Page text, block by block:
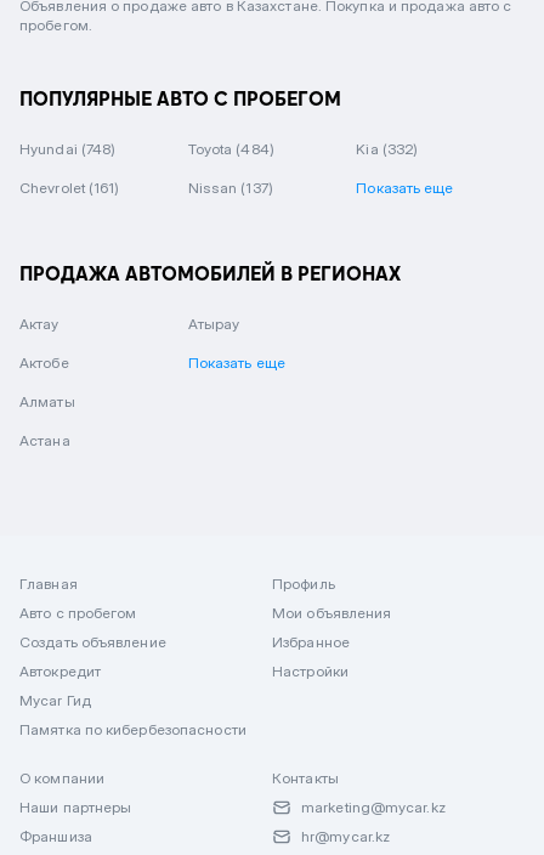
Объявления о продаже авто в Казахстане. Покупка и продажа авто с
пробегом.
ПОПУЛЯРНЫЕ АВТО С ПРОБЕГОМ
Hyundai (748) Toyota (484) Kia (332)
Chevrolet (161) Nissan (137) Показать еще
ПРОДАЖА АВТОМОБИЛЕЙ В РЕГИОНАХ
Актау
Актобе
Алматы
Астана
Атырау
Показать еще
Главная
Авто с пробегом
Создать объявление
Автокредит
Mycar Гид
Памятка по кибербезопасности
Профиль
Мои объявления
Избранное
Настройки
О компании
Наши партнеры
Франшиза
Контакты
marketing@mycar.kz
hr@mycar.kz